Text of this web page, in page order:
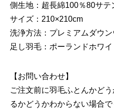
側生地：超長綿100％80サテ
サイズ：210×210cm
洗浄方法：プレミアムダウ
足し羽毛：ポーランドホワ
【お問い合わせ】
ご注文前に羽毛ふとんかど
るかどうかわからない場合